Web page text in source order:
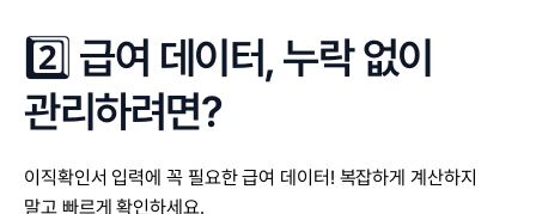
2️⃣ 급여 데이터, 누락 없이
관리하려면?
이직확인서 입력에 꼭 필요한 급여 데이터! 복잡하게 계산하지
말고 빠르게 확인하세요.